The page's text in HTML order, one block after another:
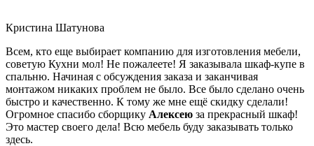
Кристина Шатунова
Всем, кто еще выбирает компанию для изготовления мебели,
советую Кухни мол! Не пожалеете! Я заказывала шкаф-купе в
спальню. Начиная с обсуждения заказа и заканчивая
монтажом никаких проблем не было. Все было сделано очень
быстро и качественно. К тому же мне ещё скидку сделали!
Огромное спасибо сборщику Алексею за прекрасный шкаф!
Это мастер своего дела! Всю мебель буду заказывать только
здесь.